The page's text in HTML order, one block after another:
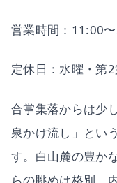
営業時間：11:00
定休日：水曜・第
合掌集落からは少
泉かけ流し」とい
す。白山麓の豊か
らの眺めは格別。